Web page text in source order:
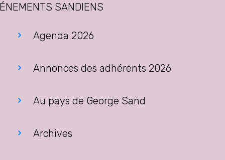
SANDIENS
Agenda 2026
Annonces des adhérents 2026
Au pays de George Sand
Archives